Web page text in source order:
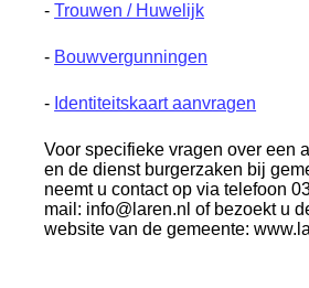
-Trouwen / Huwelijk
- Bouwvergunningen
- Identiteitskaart aanvragen
Voor specifieke vragen over een
en de dienst burgerzaken bij
neemt u contact op via telefoon
mail: info@laren.nl of bezoekt u
website van de gemeente: